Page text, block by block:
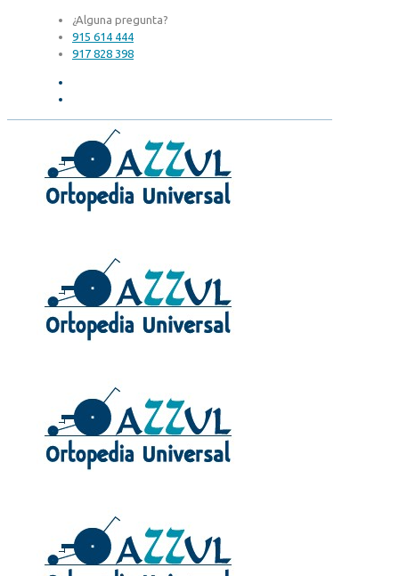
¿Alguna pregunta?
915 614 444
917 828 398